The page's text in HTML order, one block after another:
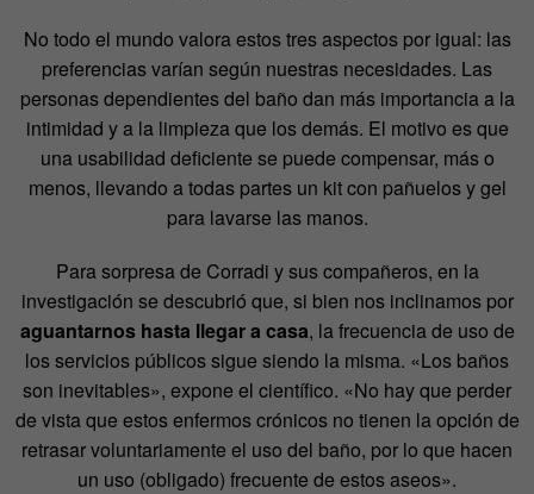
No todo el mundo valora estos tres aspectos por igual: las
preferencias varían según nuestras necesidades. Las
personas dependientes del baño dan más importancia a la
intimidad y a la limpieza que los demás. El motivo es que
una usabilidad deficiente se puede compensar, más o
menos, llevando a todas partes un kit con pañuelos y gel
para lavarse las manos.
Para sorpresa de Corradi y sus compañeros, en la
investigación se descubrió que, si bien nos inclinamos por
aguantarnos hasta llegar a casa, la frecuencia de uso de
los servicios públicos sigue siendo la misma. «Los baños
son inevitables», expone el científico. «No hay que perder
de vista que estos enfermos crónicos no tienen la opción de
retrasar voluntariamente el uso del baño, por lo que hacen
un uso (obligado) frecuente de estos aseos».